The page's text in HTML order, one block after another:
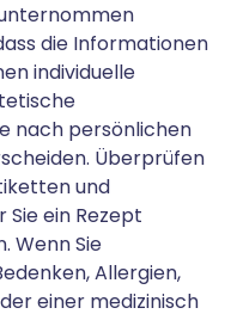
die Informationen
individuelle
nach persönlichen
Überprüfen
und
ein Rezept
Wenn Sie
Allergien,
einer medizinisch